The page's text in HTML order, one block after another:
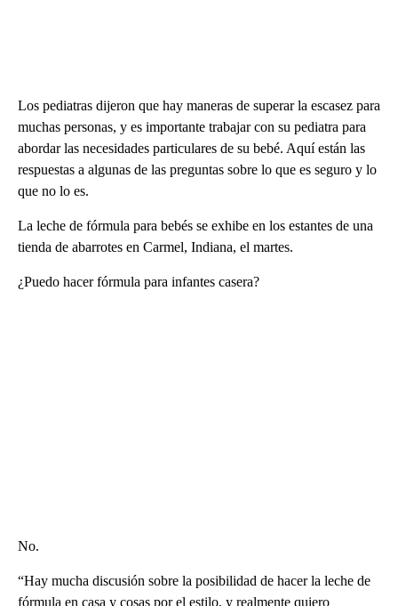
Los pediatras dijeron que hay maneras de superar la escasez para
muchas personas, y es importante trabajar con su pediatra para
abordar las necesidades particulares de su bebé. Aquí están las
respuestas a algunas de las preguntas sobre lo que es seguro y lo
que no lo es.
La leche de fórmula para bebés se exhibe en los estantes de una
tienda de abarrotes en Carmel, Indiana, el martes.
¿Puedo hacer fórmula para infantes casera?
No.
“Hay mucha discusión sobre la posibilidad de hacer la leche de
fórmula en casa y cosas por el estilo, y realmente quiero